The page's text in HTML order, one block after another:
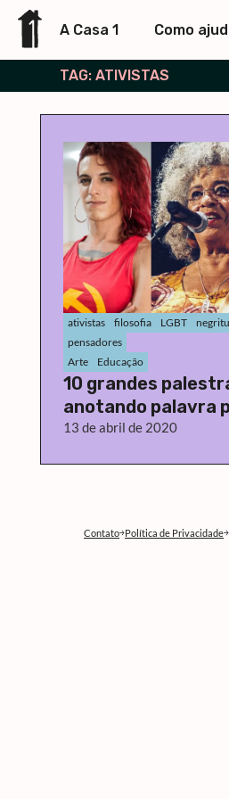
A Casa 1 Como
TAG: ATIVISTAS
ativistas filosofia LGBT
pensadores
Arte
Educação
10 grandes
anotando palavra
13 de abril de 2020
Contato Política de Privacidade